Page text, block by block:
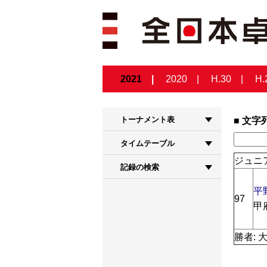
2021 2020 H.30
トーナメント表
タイムテーブル
記録の検索
文字
ジュニ
97
平
甲
勝者: